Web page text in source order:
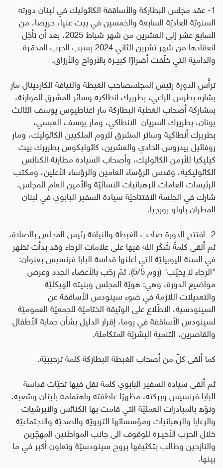
1- عقد مجلس البطاركة والأساقفة الكاثوليك في لبنان دورته
السنويّة العاديّة السابعة والخمسين في بيت عنيا، حريصا، من
السابع عشر إلى العشرين من شهر شباط 2025، بعد أن تأجّل
انعقادها من شهر تشرين الثاني 2024 بسبب الحرب المدمّرة
والدامية التي خلّفت أضرارًا كبيـرة بالأرواح والأرزاق.
ترأّس الدورة رئيس المجلسصاحب الغبطة والنيافة الكاردينال مار
بشاره بطرس الراعي، بطريرك انطاكيه وسائر المشرق للموارنة،
بمشاركة أصحاب الغطبة البطاركة مار اغناطيوس يوسف الثالث
يونان، بطريرك السريان الانطاكي، ومار يوسف العبسي،
بطريرك أنطاكية وسائر المشرق للروم الملكيين الكاثوليك، ومار
روفائيل بيدروس الحادي والعشرين، كاثوليكوس بطريرك بيت
كيليكيا للأرمن الكاثوليك، وأصحاب السيادة مطارنة الكنائس
الكاثوليكية، وقدس الرؤساء العامين والرؤساء الأعلين، ومكتب
الرئيسات العامات للرهبانيات النسائيّة والأمين العام للمجلس.
شارك في الجلسة الافتتاحيّة سيادة السفير البابوي في لبنان
المطران باولو بورجيا.
2- افتتح الدورة صاحب الغبطة والنيافة رئيس المجلس بالصلاة،
ثم ألقى كلمةً شَكَر الله فيها على علامات الرجاء وقد بدأت تظهر
في السنة اليوبيليّة التي أعلنها قداسة البابا فرنسيس بعنوان:
"الرجاء لا يخيّب" (روم 5/5). ثمّ رحّب بالأعضاء الجدد وعرض
مواضيع الدورة، وهي: هويّة المجلس وبنيته الهيكليّة
والتعديلات اللازمة في ضوء سينودس الأساقفة عن
السينودسية، الاطّلاع على الوثيقة الختاميّة للجمعيّة العموميّة
لسينودس الأساقفة في روما، إقرار الدليل بشأن حماية الأطفال
والقاصرين، التنمية البشريّة المتكاملة.
كما ألقى كلّ من أصحاب الغبطة البطاركة كلمة ترحيبيّة.
ثم ألقى سيادة السفير البابوي كلمة نقل فيها تحيّات قداسة
البابا فرنسيس وبركته، مظهرًا عاطفته واهتمامه بلبنان وشعبه.
ونوّه بالمبادرات العمليّة التي قامت بها الكنائس والأبرشيات
والرعايا والرهبانيات ومؤسساتها التربويّة والصحيّة والاجتماعيّة
خلال الحرب الأخيـرة للوقوف الى جانب المواطنين المهجّرين
والنازحين وطالب بتكثيفها بروح سينودسيّة وتعاون أكبر في ما
بينها.